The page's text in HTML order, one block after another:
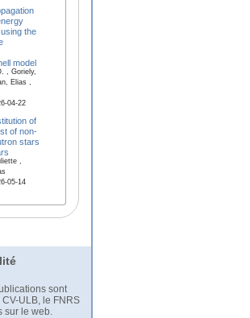
the
model
, Goriely,
Elias ,
04-22
of
of non-
stars
,
05-14
sont
ULB, le FNRS
sur le web.